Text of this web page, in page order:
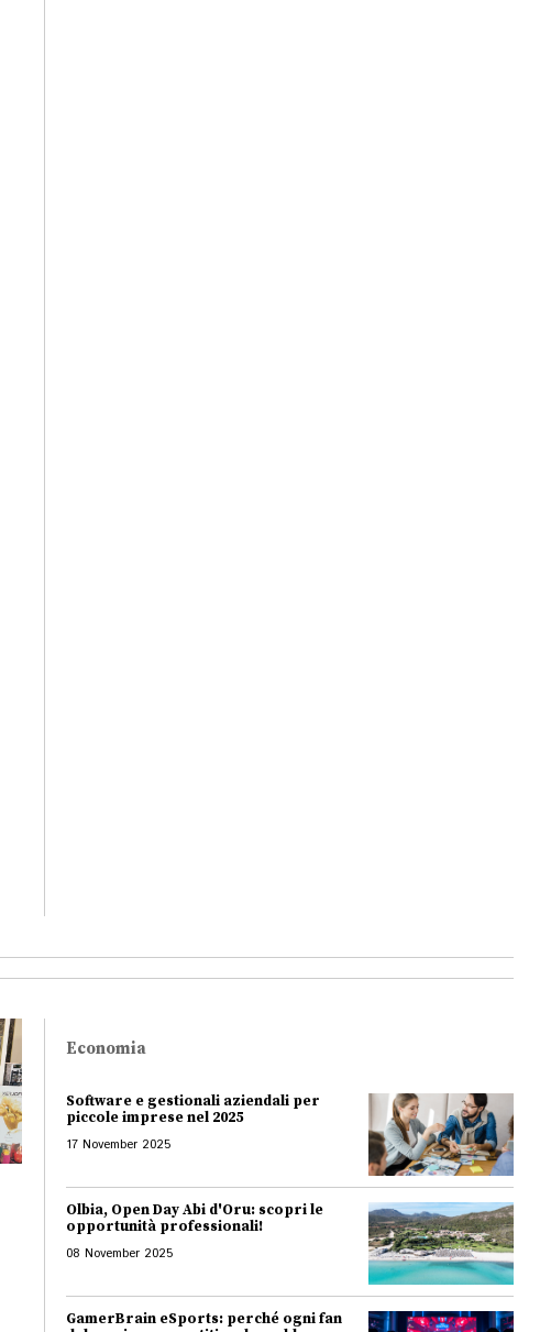
Economia
Software e gestionali aziendali per
piccole imprese nel 2025
17 November 2025
Olbia, Open Day Abi d'Oru: scopri le
opportunità professionali!
08 November 2025
GamerBrain eSports: perché ogni fan